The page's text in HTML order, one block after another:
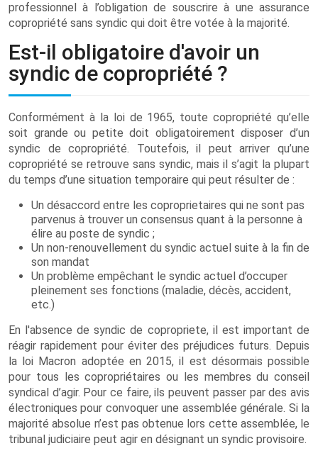
professionnel à l’obligation de souscrire à une assurance
copropriété sans syndic qui doit être votée à la majorité.
Est-il obligatoire d'avoir un
syndic de copropriété ?
Conformément à la loi de 1965, toute copropriété qu’elle
soit grande ou petite doit obligatoirement disposer d’un
syndic de copropriété. Toutefois, il peut arriver qu’une
copropriété se retrouve sans syndic, mais il s’agit la plupart
du temps d’une situation temporaire qui peut résulter de :
Un désaccord entre les coproprietaires qui ne sont pas
parvenus à trouver un consensus quant à la personne à
élire au poste de syndic ;
Un non-renouvellement du syndic actuel suite à la fin de
son mandat
Un problème empêchant le syndic actuel d’occuper
pleinement ses fonctions (maladie, décès, accident,
etc.)
En l'absence de syndic de copropriete, il est important de
réagir rapidement pour éviter des préjudices futurs. Depuis
la loi Macron adoptée en 2015, il est désormais possible
pour tous les copropriétaires ou les membres du conseil
syndical d’agir. Pour ce faire, ils peuvent passer par des avis
électroniques pour convoquer une assemblée générale. Si la
majorité absolue n’est pas obtenue lors cette assemblée, le
tribunal judiciaire peut agir en désignant un syndic provisoire.